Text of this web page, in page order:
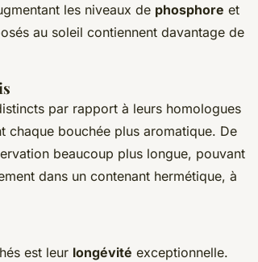
les niveaux de phosphore et
au soleil contiennent davantage de
par rapport à leurs homologues
chaque bouchée plus aromatique. De
beaucoup plus longue, pouvant
dans un contenant hermétique, à
est leur longévité exceptionnelle.